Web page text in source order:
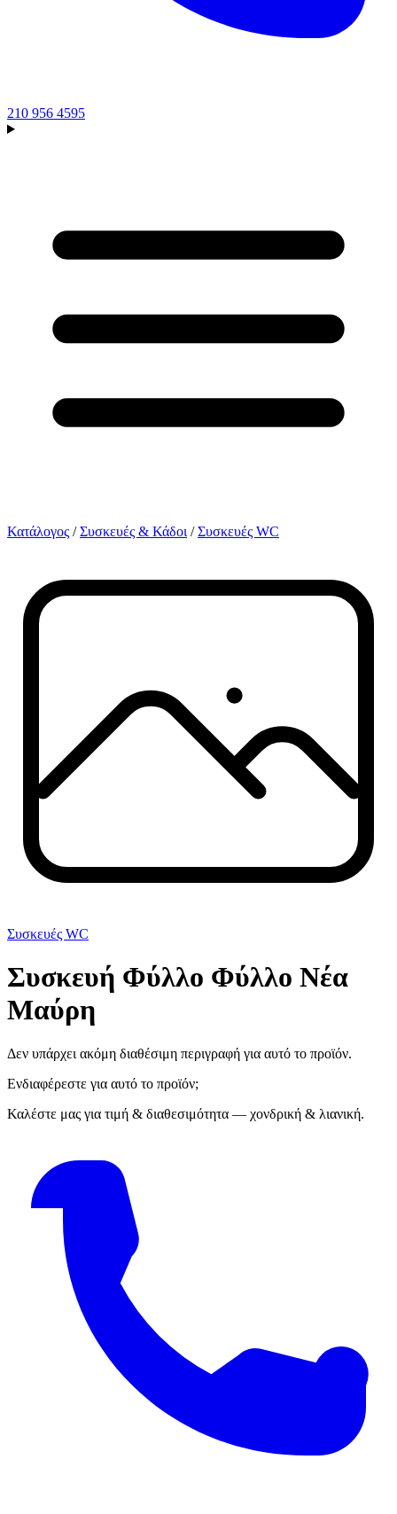
210 956 4595
Κατάλογος / Συσκευές & Κάδοι / Συσκευές WC
Συσκευές WC
Συσκευή Φύλλο Φύλλο Νέα
Μαύρη
Δεν υπάρχει ακόμη διαθέσιμη περιγραφή για αυτό το προϊόν.
Ενδιαφέρεστε για αυτό το προϊόν;
Καλέστε μας για τιμή & διαθεσιμότητα — χονδρική & λιανική.